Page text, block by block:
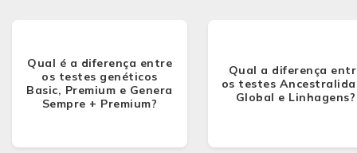
Qual é a diferença entre
os testes genéticos
Basic, Premium e Genera
Sempre + Premium?
Qual a diferença
os testes
Global e Linhagens?